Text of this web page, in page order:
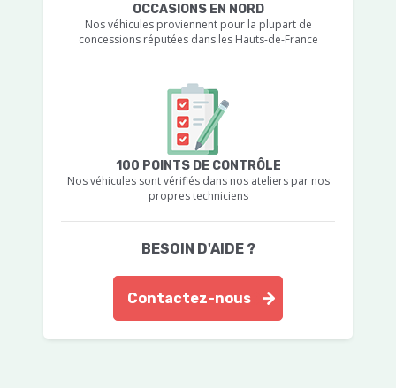
OCCASIONS EN NORD
Nos véhicules proviennent pour la plupart de
concessions réputées dans les Hauts-de-France
100 POINTS DE CONTRÔLE
Nos véhicules sont vérifiés dans nos ateliers par nos
propres techniciens
BESOIN D'AIDE ?
Contactez-nous